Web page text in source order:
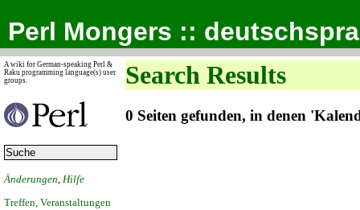
Perl Mongers ::
A wiki for German-speaking Perl &
Raku programming language(s) user
groups.
Änderungen Hilfe
Treffen, Veranstaltungen
Search Results
0 Seiten gefunden, in denen